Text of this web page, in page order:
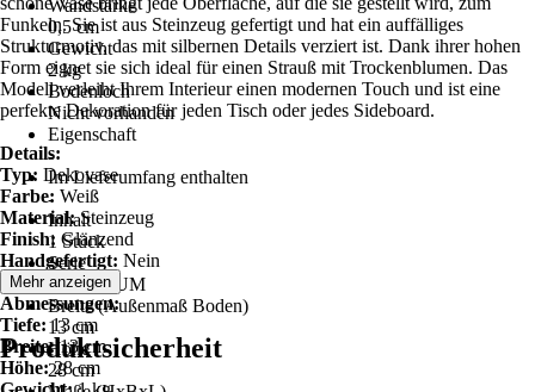
Wandstärke
0,5 cm
Gewicht
2 kg
Bodenloch
Nicht vorhanden
Eigenschaft
-
Im Lieferumfang enthalten
-
Inhalt
1 Stück
Serie
CENABUM
Breite (Außenmaß Boden)
13 cm
Höhe
28 cm
Funkeln. Sie ist aus Steinzeug gefertigt und hat ein auffälliges
Strukturmotiv, das mit silbernen Details verziert ist. Dank ihrer hohen
Form eignet sie sich ideal für einen Strauß mit Trockenblumen. Das
Modell verleiht Ihrem Interieur einen modernen Touch und ist eine
perfekte Dekoration für jeden Tisch oder jedes Sideboard.
Details:
Typ: Dekovase
Farbe: Weiß
Material:Steinzeug
Finish: Glänzend
Handgefertigt: Nein
Abmessungen:
Tiefe:13 cm
Breite:13 cm
Höhe:28 cm
Mehr anzeigen
Produktsicherheit